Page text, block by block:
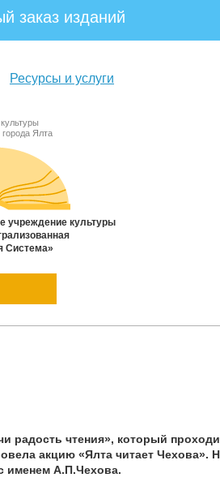
заказ изданий
Ресурсы и услуги
Ялта
учреждение культуры
Система»
радость чтения», который
акцию «Ялта читает Чехова».
именем А.П.Чехова.